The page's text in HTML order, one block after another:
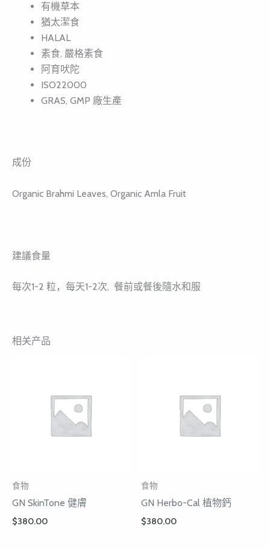
有機草本
猶太潔食
HALAL
素食, 嚴格素食
阿育吠陀
ISO22000
GRAS, GMP 廠生產
成份
Organic Brahmi Leaves, Organic Amla Fruit
建議食量
每次1-2 粒，每天1-2次, 餐前或餐後隨水和服
相关产品
食物
GN SkinTone 健膚
$380.00
食物
GN Herbo-Cal 植物鈣
$380.00